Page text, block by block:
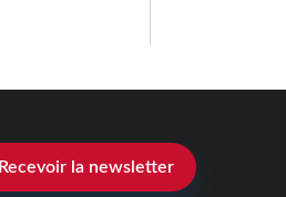
Recevoir la newsletter